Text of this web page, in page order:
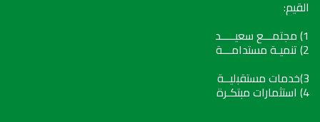
القيم:
1) مجتمـــع سعيـــــد
2) تنميـة مستدامـــة
3)خدمات مستقبليــة
4) استثمارات مبتكـرة